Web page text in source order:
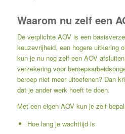
Waarom nu zelf een
De verplichte AOV is een
keuzevrijheid, een hogere uitkering
kun je nu nog zelf een AOV
verzekering voor
beroep niet meer uitoefenen? Dan
dat je ander werk hoeft te doen.
Met een eigen AOV kun je zelf
Hoe lang je wachttijd is